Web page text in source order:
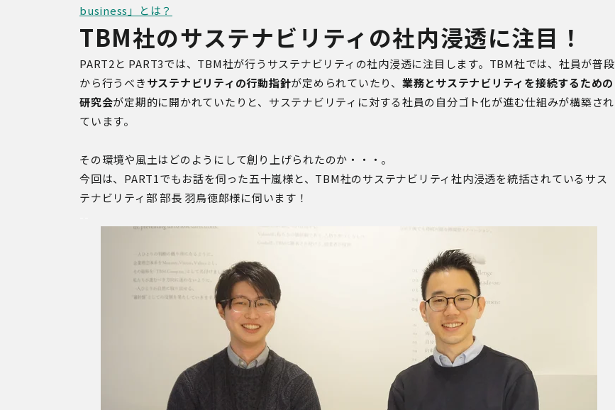
business」とは？
TBM社のサステナビリティの社内浸透に注目！
PART2と PART3では、TBM社が行うサステナビリティの社内浸透に注目します。TBM社では、社員が普段
から行うべきサステナビリティの行動指針が定められていたり、 業務とサステナビリティを接続するための
研究会が定期的に開かれていたりと、サステナビリティに対する社員の自分ゴト化が進む仕組みが構築され
ています。
その環境や風土はどのようにして創り上げられたのか・・・。
今回は、PART1でもお話を伺った五十嵐様と、TBM社のサステナビリティ社内浸透を統括されているサス
テナビリティ部 部長 羽鳥徳郎様に伺います！